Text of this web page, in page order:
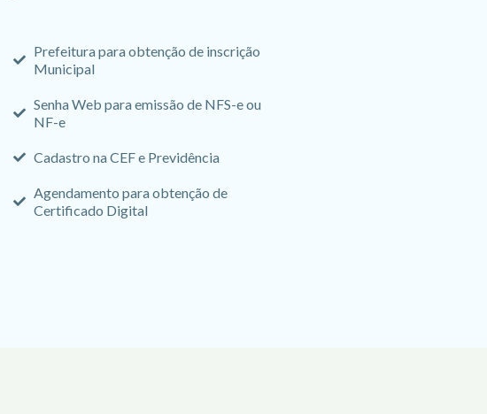
Prefeitura para obtenção de inscrição
Municipal
Senha Web para emissão de NFS-e ou
NF-e
Cadastro na CEF e Previdência
Agendamento para obtenção de
Certificado Digital